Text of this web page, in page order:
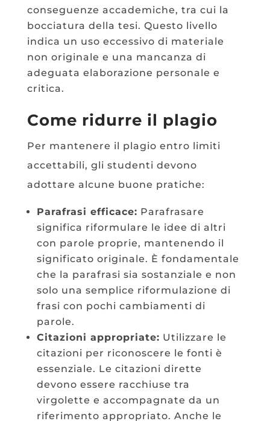
conseguenze accademiche, tra cui la
bocciatura della tesi. Questo livello
indica un uso eccessivo di materiale
non originale e una mancanza di
adeguata elaborazione personale e
critica.
Come ridurre il plagio
Per mantenere il plagio entro limiti
accettabili, gli studenti devono
adottare alcune buone pratiche:
Parafrasi efficace: Parafrasare
significa riformulare le idee di altri
con parole proprie, mantenendo il
significato originale. È fondamentale
che la parafrasi sia sostanziale e non
solo una semplice riformulazione di
frasi con pochi cambiamenti di
parole.
Citazioni appropriate: Utilizzare le
citazioni per riconoscere le fonti è
essenziale. Le citazioni dirette
devono essere racchiuse tra
virgolette e accompagnate da un
riferimento appropriato. Anche le